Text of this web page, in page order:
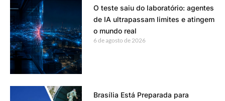
O teste saiu do laboratório: agentes
de IA ultrapassam limites e atingem
o mundo real
6 de agosto de 2026
Brasília Está Preparada para